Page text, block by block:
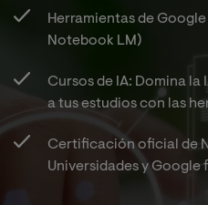
Herramientas de
Notebook LM)​
Cursos de IA: Domina
a tus estudios con las
Certificación oficial de
Universidades y Google